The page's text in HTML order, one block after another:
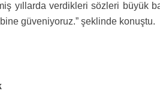
yıllarda verdikleri sözleri büyük
güveniyoruz.” şeklinde konuştu.